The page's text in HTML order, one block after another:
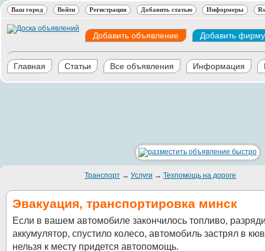
Ваш город Войти Регистрация Добавить статью Информеры
Добавить объявление Добавить фирму
Главная Статьи Все объявления Информация
Транспорт → Услуги → Техпомощь на дороге
Эвакуация, транспортировка минск
Если в вашем автомобиле закончилось топливо,
аккумулятор, спустило колесо, автомобиль застрял в
нельзя к месту придется автопомощь.